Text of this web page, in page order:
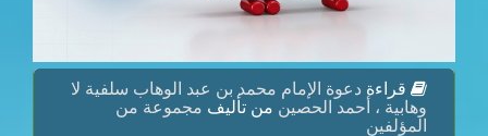
قراءة دعوة الإمام محمد بن عبد الوهاب سلفية لا
وهابية ، أحمد الحصين من تأليف مجموعة من
المؤلفين